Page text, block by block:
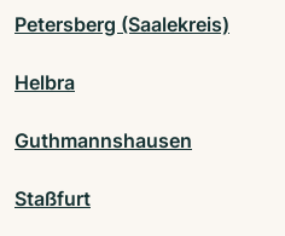
Petersberg (Saalekreis)
Helbra
Guthmannshausen
Staßfurt